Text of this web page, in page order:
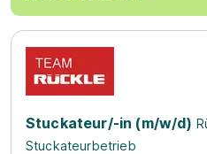
Stuckateur/-in (m/w/d)
Stuckateurbetrieb